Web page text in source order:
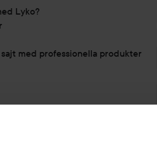
Lyko?
med professionella produkter